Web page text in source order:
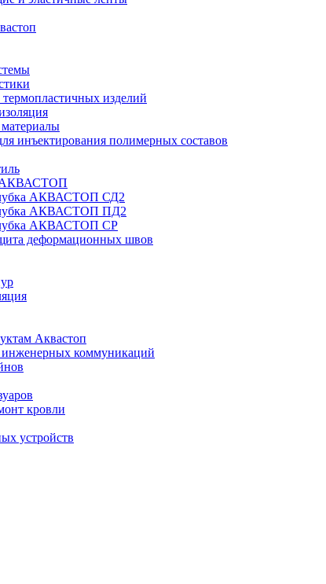
изделий
инъектирования полимерных составов
АКВАСТОП
АКВАСТОП СД2
АКВАСТОП ПД2
АКВАСТОП СР
деформационных швов
Аквастоп
инженерных коммуникаций
кровли
устройств